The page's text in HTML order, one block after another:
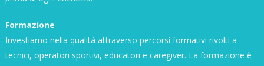
Formazione
Investiamo nella qualità attraverso percorsi formativi rivolti a
tecnici, operatori sportivi, educatori e caregiver. La formazione è